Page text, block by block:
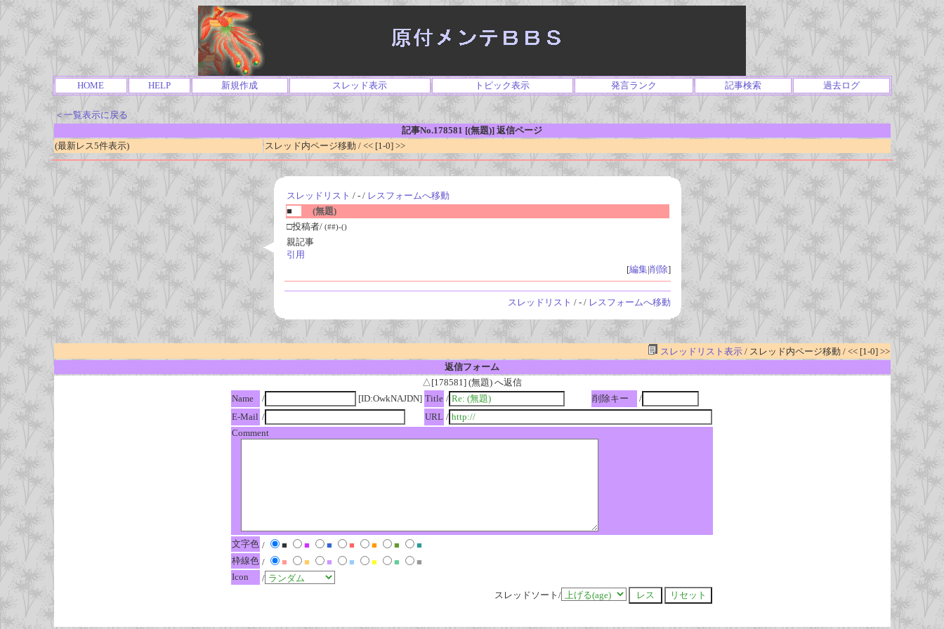
HOME HELP 新規作成 スレッド表示 トピック表示 発言ランク 記事検索 過去ログ
＜一覧表示に戻る
記事No.178581 [(無題)] 返信ページ
(最新レス5件表示)
スレッド内ページ移動 / << [1-0] >>
スレッドリスト / - / レスフォームへ移動
■
(無題)
□投稿者/ (##)-()
親記事
引用
[編集|削除]
スレッドリスト / - / レスフォームへ移動
スレッドリスト表示/ スレッド内ページ移動 / << [1-0] >>
返信フォーム
△[178581] (無題) へ返信
Name
/ [ID:OwkNAJDN] Title / 削除キー
/
E-Mail / URL /
Comment
文字色 / ■ ■ ■ ■ ■ ■
■
枠線色 / ■ ■ ■ ■ ■ ■
■
Icon
/
スレッドソート/